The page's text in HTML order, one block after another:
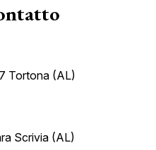
Tortona (AL)
Scrivia (AL)